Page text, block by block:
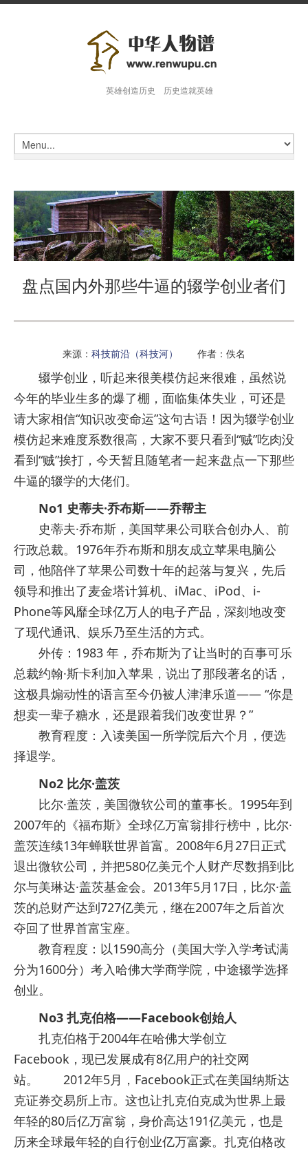
英雄创造历史 历史造就英雄
盘点国内外那些牛逼的辍学创业者们
来源： 科技前沿（科技河） 作者：佚名
辍学创业，听起来很美模仿起来很难，虽然说
今年的毕业生多的爆了棚，面临集体失业，可还是
请大家相信“知识改变命运”这句古语！因为辍学创业
模仿起来难度系数很高，大家不要只看到“贼”吃肉没
看到“贼”挨打，今天暂且随笔者一起来盘点一下那些
牛逼的辍学的大佬们。
No1 史蒂夫·乔布斯——乔帮主
史蒂夫·乔布斯，美国苹果公司联合创办人、前
行政总裁。1976年乔布斯和朋友成立苹果电脑公
司，他陪伴了苹果公司数十年的起落与复兴，先后
领导和推出了麦金塔计算机、iMac、iPod、i-
Phone等风靡全球亿万人的电子产品，深刻地改变
了现代通讯、娱乐乃至生活的方式。
外传：1983 年，乔布斯为了让当时的百事可乐
总裁约翰·斯卡利加入苹果，说出了那段著名的话，
这极具煽动性的语言至今仍被人津津乐道—— “你是
想卖一辈子糖水，还是跟着我们改变世界？”
教育程度：入读美国一所学院后六个月，便选
择退学。
No2 比尔·盖茨
比尔·盖茨，美国微软公司的董事长。1995年到
2007年的《福布斯》全球亿万富翁排行榜中，比尔·
盖茨连续13年蝉联世界首富。2008年6月27日正式
退出微软公司，并把580亿美元个人财产尽数捐到比
尔与美琳达·盖茨基金会。2013年5月17日，比尔·盖
茨的总财产达到727亿美元，继在2007年之后首次
夺回了世界首富宝座。
教育程度：以1590高分（美国大学入学考试满
分为1600分）考入哈佛大学商学院，中途辍学选择
创业。
No3 扎克伯格——Facebook创始人
扎克伯格于2004年在哈佛大学创立
Facebook，现已发展成有8亿用户的社交网
站。 2012年5月，Facebook正式在美国纳斯达
克证券交易所上市。这也让扎克伯克成为世界上最
年轻的80后亿万富翁，身价高达191亿美元，也是
历来全球最年轻的自行创业亿万富豪。扎克伯格改